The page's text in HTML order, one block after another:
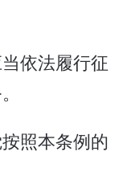
依法履行征
照本条例的